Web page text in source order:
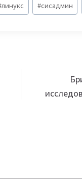
линукс #сисадмин